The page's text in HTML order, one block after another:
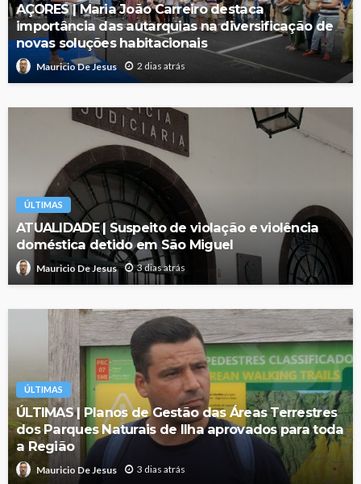
AÇORES | Maria João Carreiro destaca
importância das autarquias na diversificação de
novas soluções habitacionais
Mauricio De Jesus 2 dias atrás
ÚLTIMAS
ATUALIDADE | Suspeito de violação e violência
doméstica detido em São Miguel
Mauricio De Jesus 3 dias atrás
ÚLTIMAS
ÚLTIMAS | Planos de Gestão das Áreas Terrestres
dos Parques Naturais de Ilha aprovados para toda
a Região
Mauricio De Jesus 3 dias atrás